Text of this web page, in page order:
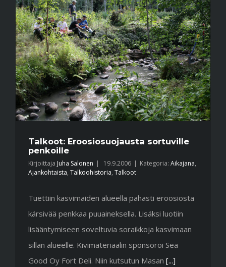
Talkoot: Eroosiosuojausta sortuville
penkoille
Kirjoittaja Juha Salonen | 19.9.2006 | Kategoria: Aikajana,
Ajankohtaista, Talkoohistoria, Talkoot
Tuettiin kasvimaiden alueella pahasti eroosiosta
kärsivää penkkaa puuaineksella. Lisäksi luotiin
lisääntymiseen soveltuvia soraikkoja kasvimaan
sillan alueelle. Kivimateriaalin sponsoroi Sea
Good Oy Fort Deli. Niin kutsutun Masan [...]